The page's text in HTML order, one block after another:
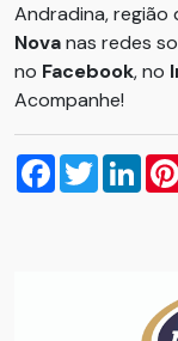
Andradina, região
Novanas redes
no Facebook, no
Acompanhe!
Facebook
Twitter